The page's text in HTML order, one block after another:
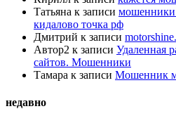
Татьяна к записи
кидалово точка рф
Дмитрий к записи
Автор2 к записи Удаленная
сайтов. Мошенники
Тамара к записи Мошенник
недавно